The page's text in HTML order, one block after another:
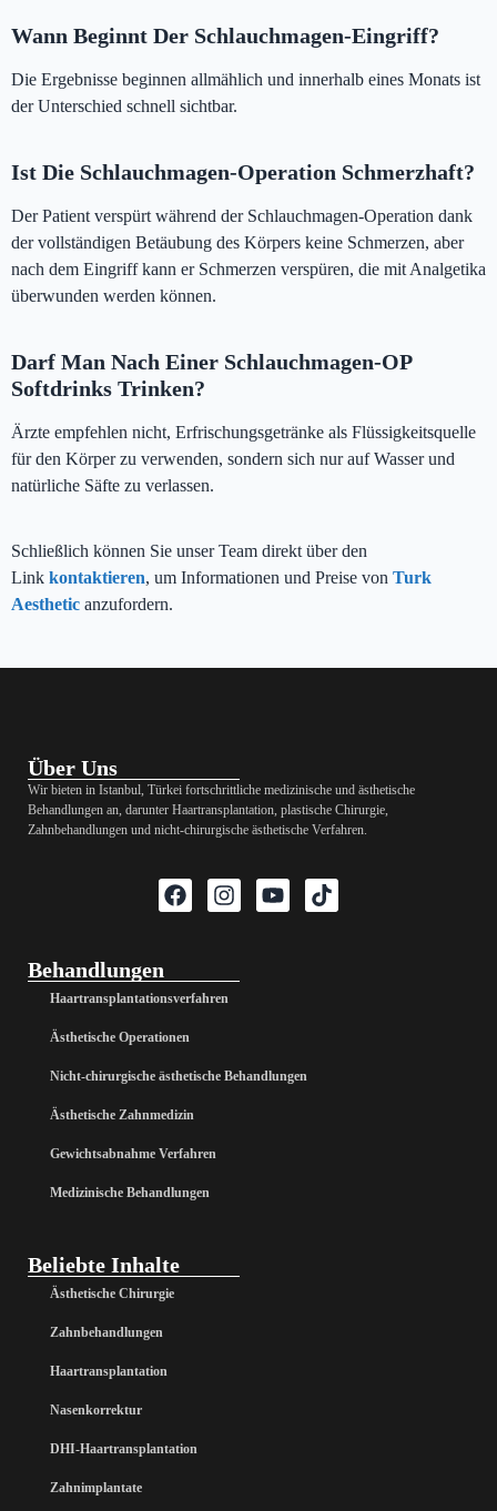
Wann Beginnt Der Schlauchmagen-Eingriff?
Die Ergebnisse beginnen allmählich und innerhalb eines Monats ist
der Unterschied schnell sichtbar.
Ist Die Schlauchmagen-Operation Schmerzhaft?
Der Patient verspürt während der Schlauchmagen-Operation dank
der vollständigen Betäubung des Körpers keine Schmerzen, aber
nach dem Eingriff kann er Schmerzen verspüren, die mit Analgetika
überwunden werden können.
Darf Man Nach Einer Schlauchmagen-OP
Softdrinks Trinken?
Ärzte empfehlen nicht, Erfrischungsgetränke als Flüssigkeitsquelle
für den Körper zu verwenden, sondern sich nur auf Wasser und
natürliche Säfte zu verlassen.
Schließlich können Sie unser Team direkt über den
Link kontaktieren, um Informationen und Preise von Turk
Aesthetic anzufordern.
Über Uns
Wir bieten in Istanbul, Türkei fortschrittliche medizinische und ästhetische
Behandlungen an, darunter Haartransplantation, plastische Chirurgie,
Zahnbehandlungen und nicht-chirurgische ästhetische Verfahren.
Behandlungen
Haartransplantationsverfahren
Ästhetische Operationen
Nicht-chirurgische ästhetische Behandlungen
Ästhetische Zahnmedizin
Gewichtsabnahme Verfahren
Medizinische Behandlungen
Beliebte Inhalte
Ästhetische Chirurgie
Zahnbehandlungen
Haartransplantation
Nasenkorrektur
DHI-Haartransplantation
Zahnimplantate